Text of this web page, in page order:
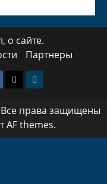
о сайте.
Партнеры
TwitterТелеграмм
Все права защищены
AF themes.